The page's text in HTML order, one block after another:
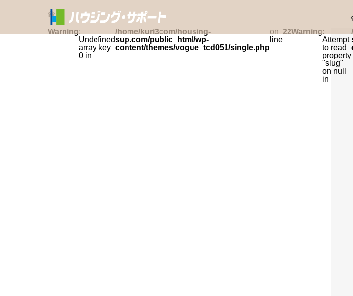
Warning:
Undefined
array key
0 in
/home/kuri3com/housing-
sup.com/public_html/wp-
content/themes/vogue_tcd051/single.php
on
line
22Warning:
Attempt
to read
property
"slug"
on null
in